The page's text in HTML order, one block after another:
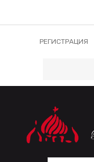
РЕГИСТРАЦИЯ